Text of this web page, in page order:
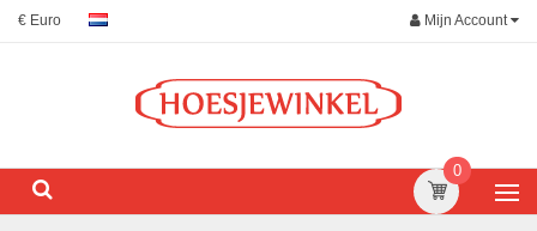
€ Euro Mijn Account
0